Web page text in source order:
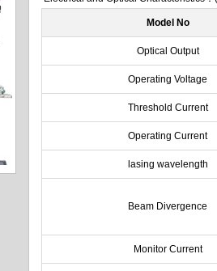
Model No
Optical Output
Operating Voltage
Threshold Current
Operating Current
lasing wavelength
Beam Divergence
Monitor Current